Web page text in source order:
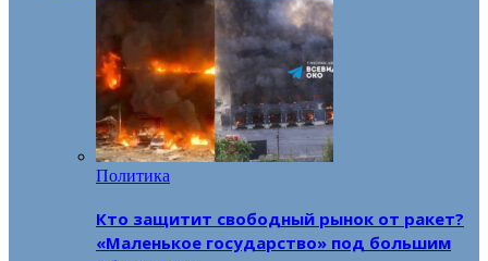
Политика
Кто защитит свободный рынок от ракет?
«Маленькое государство» под большим